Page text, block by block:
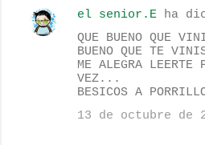
s
el senior.E ha
QUE BUENO QUE
BUENO QUE TE
ME ALEGRA LEERTE
VEZ...
BESICOS A
13 de octubre de